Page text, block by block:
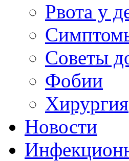
Рвота у
Советы
Фобии
Хирургия
Новости